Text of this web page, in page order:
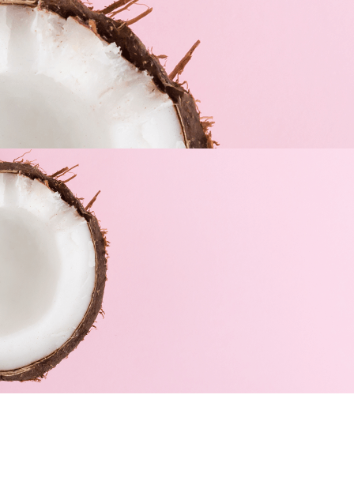
periodontales, quirúrgicos y periimplantarios:
Favorece la reducción de la placa dental.
Cuida y protege la encía.
Duración del tratamiento: 1-2 semanas, o
según recomendación del dentista.
Es aconsejable no ingerir alimentos ni
bebidas hasta transcurrido un mínimo de
media hora después de su administración.
MODO DE USO
Después de la higiene bucal, aplicar el gel 2 ó
3 veces al día con un cepillo suave o
bastoncillo de algodón, realizando un masaje
sobre las encías. Debe emplearse después de
las comidas y se recomienda no ingerir
alimentos ni bebidas hasta transcurrido un
mínimo de media hora después de su uso. La
mayor efectividad se consigue en las
aplicaciones nocturnas. No enjuagar.